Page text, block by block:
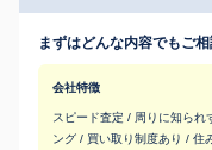
まずはどんな内容でもご相
会社特徴
スピード査定 / 周りに知られ
ング / 買い取り制度あり / 住